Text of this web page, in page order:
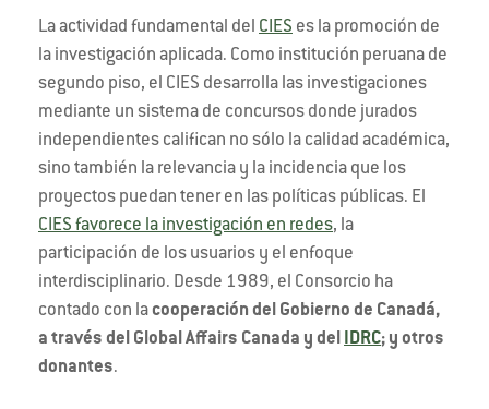
La actividad fundamental del CIES es la promoción de
la investigación aplicada. Como institución peruana de
segundo piso, el CIES desarrolla las investigaciones
mediante un sistema de concursos donde jurados
independientes califican no sólo la calidad académica,
sino también la relevancia y la incidencia que los
proyectos puedan tener en las políticas públicas. El
CIES favorece la investigación en redes, la
participación de los usuarios y el enfoque
interdisciplinario. Desde 1989, el Consorcio ha
contado con lacooperación del Gobierno de Canadá,
a través del Global Affairs Canada y del
IDRC; y otros
donantes.